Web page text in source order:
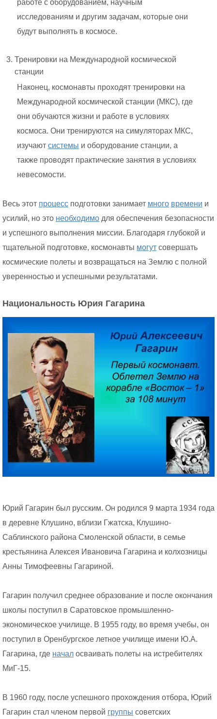
работе с оборудованием, научным
исследованиям и другим задачам, которые они
будут выполнять в космосе.
Тренировки на Международной космической
станции
Наконец, космонавты проходят тренировки на
Международной космической станции (МКС), где
они обучаются жизни и работе в условиях
космоса. Они тренируются на симуляторах МКС,
изучают системы и оборудование станции, а
также проводят практические занятия в условиях
невесомости.
Весь этот процесс подготовки занимает много времени и
усилий, но это необходимо для обеспечения безопасности
и успешного выполнения миссии. Благодаря глубокой и
тщательной подготовке, космонавты могут совершать
космические полеты и возвращаться на Землю с полной
уверенностью и успешными результатами.
Национальность Юрия Гагарина
Юрий Гагарин был русским. Он родился 9 марта 1934 года
в деревне Клушино, вблизи Гжатска, Клушино-
Саблинского района Смоленской области, в семье
крестьянина Алексея Ивановича Гагарина и колхозницы
Анны Тимофеевны Гагариной.
Гагарин получил среднее образование и после окончания
школы поступил в Саратовское промышленно-
экономическое училище. В 1955 году, во время учебы, он
поступил в Оренбургское летное училище имени Ю.А.
Гагарина, где начал осваивать полеты на истребителях
МиГ-15.
В 1960 году, после успешного прохождения отбора, Юрий
Гагарин стал членом первой группы советских